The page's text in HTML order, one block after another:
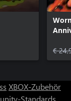
€
XBOX-Zubehör
Standards